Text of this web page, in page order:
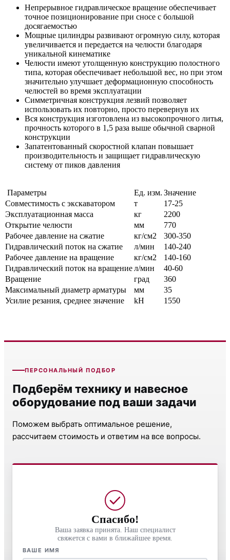
Непрерывное гидравлическое вращение обеспечивает
точное позиционирование при сносе с большой
досягаемостью
Мощные цилиндры развивают огромную силу, которая
увеличивается и передается на челюсти благодаря
уникальной кинематике
Челюсти имеют утолщенную конструкцию полостного
типа, которая обеспечивает небольшой вес, но при этом
значительно улучшает деформационную способность
челюстей во время эксплуатации
Симметричная конструкция лезвий позволяет
использовать их повторно, просто перевернув их
Вся конструкция изготовлена из высокопрочного литья,
прочность которого в 1,5 раза выше обычной сварной
конструкции
Запатентованный скоростной клапан повышает
производительность и защищает гидравлическую
систему от пиков давления
Параметры Ед. изм. Значение
Совместимость с экскаватором
т
17-25
Эксплуатационная масса
кг
2200
Открытие челюсти
мм
770
Рабочее давление на сжатие
кг/см2
300-350
Гидравлический поток на сжатие
л/мин
140-240
Рабочее давление на вращение
кг/см2
140-160
Гидравлический поток на вращениел/мин
40-60
Вращение
град
360
Максимальный диаметр арматуры
мм
35
Усилие резания, среднее значение
kH 1550
ПЕРСОНАЛЬНЫЙ ПОДБОР
Подберём технику и навесное
оборудование под ваши задачи
Поможем выбрать оптимальное решение,
рассчитаем стоимость и ответим на все вопросы.
Спасибо!
Ваша заявка принята. Наш специалист
свяжется с вами в ближайшее время.
ВАШЕ ИМЯ